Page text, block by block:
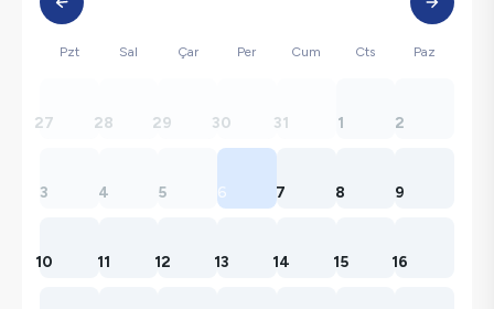
Pzt Sal Çar Per Cum Cts Paz
27 28 29 30 31 1 2
3 4 5 6 7 8 9
10 11 12 13 14 15 16